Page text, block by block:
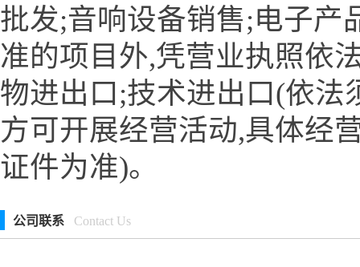
批发;音响设备销售;电子产
准的项目外,凭营业执照依
物进出口;技术进出口(依法
方可开展经营活动,具体经
证件为准)。
公司联系 Contact Us